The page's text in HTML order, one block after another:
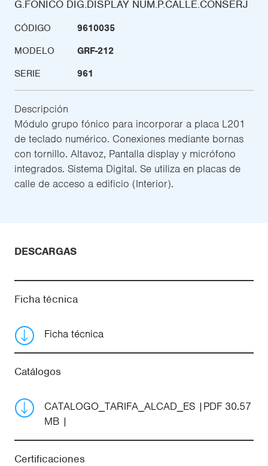
G.FONICO DIG.DISPLAY NUM.P.CALLE.CONSERJ
CÓDIGO
9610035
MODELO
GRF-212
SERIE
961
Descripción
Módulo grupo fónico para incorporar a placa L201
de teclado numérico. Conexiones mediante bornas
con tornillo. Altavoz, Pantalla display y micrófono
integrados. Sistema Digital. Se utiliza en placas de
calle de acceso a edificio (Interior).
DESCARGAS
Ficha técnica
Ficha técnica
Catálogos
CATALOGO_TARIFA_ALCAD_ES
PDF 30.57
MB
Certificaciones